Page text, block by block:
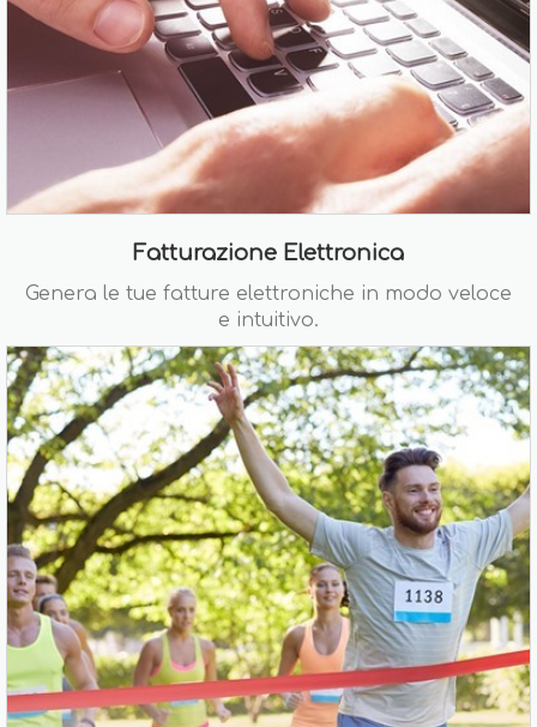
Fatturazione Elettronica
Genera le tue fatture elettroniche in modo veloce
e intuitivo.